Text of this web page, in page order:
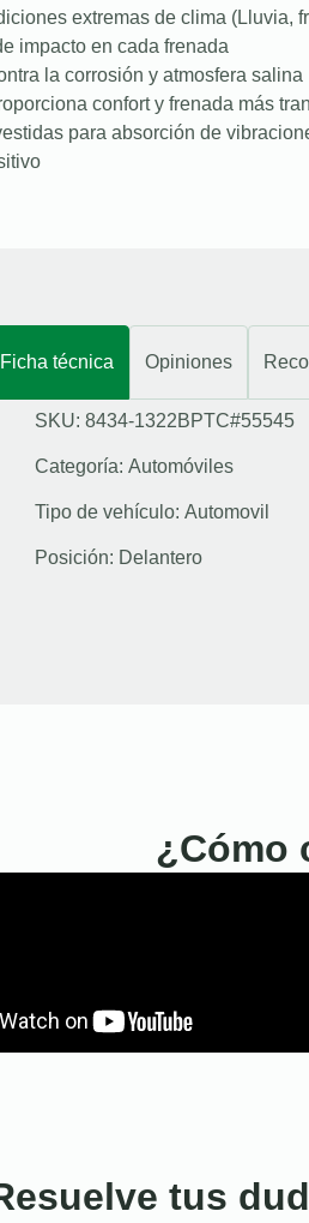
extremas de clima (Lluvia,
impacto en cada frenada
la corrosión y atmosfera salina
confort y frenada más
para absorción de
Ficha técnica Opiniones
SKU: 8434-1322BPTC#55545
Categoría: Automóviles
Tipo de vehículo: Automovil
Posición: Delantero
¿Cómo
tus